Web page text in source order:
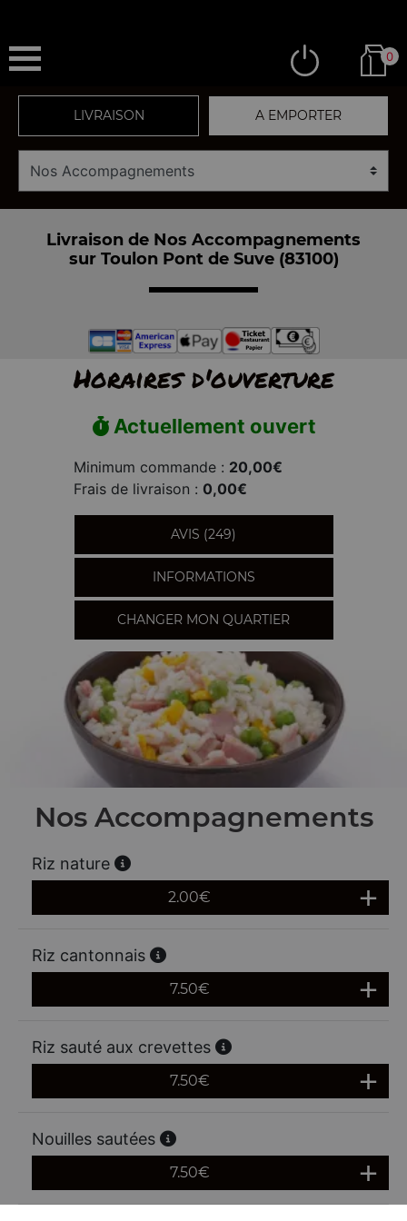
0
LIVRAISON A EMPORTER
Livraison de Nos Accompagnements
sur Toulon Pont de Suve (83100)
Horaires d'ouverture
Actuellement ouvert
Minimum commande : 20,00€
Frais de livraison : 0,00€
AVIS (249)
INFORMATIONS
CHANGER MON QUARTIER
Nos Accompagnements
Riz nature
2.00€
Riz cantonnais
7.50€
Riz sauté aux crevettes
7.50€
Nouilles sautées
7.50€